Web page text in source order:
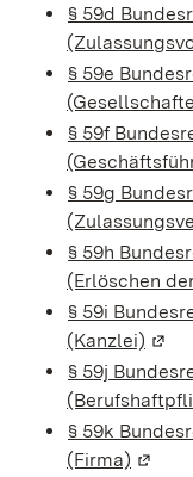
§ 59d
§ 59e
§ 59f
§ 59g
§ 59h
(Erlöschen
§ 59i
(Kanzlei)
§ 59j
§ 59k
(Firma) (Wird